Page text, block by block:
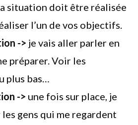
situation doit être réalisée
l’un de vos objectifs
-> je vais aller parler en
préparer. Voir les
plus bas…
-> une fois sur place, je
gens qui me regardent